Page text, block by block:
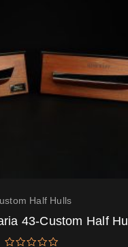
Half Hulls
43-Custom Half Hull